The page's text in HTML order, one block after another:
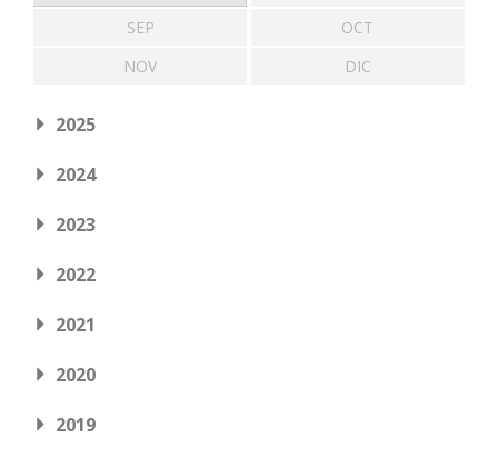
SEP
OCT
NOV
DIC
2025
2024
2023
2022
2021
2020
2019